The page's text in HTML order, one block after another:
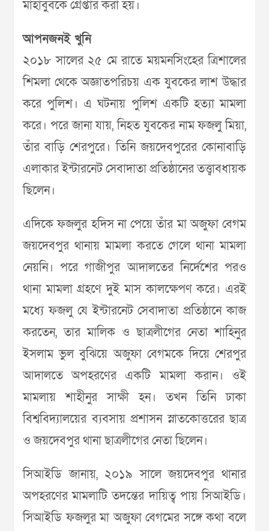
মাহাবুবকে গ্রেপ্তার করা হয়।
আপনজনই খুনি
২০১৮ সালের ২৫ মে রাতে ময়মনসিংহের ত্রিশালের
শিমলা থেকে অজ্ঞাতপরিচয় এক যুবকের লাশ উদ্ধার
করে পুলিশ। এ ঘটনায় পুলিশ একটি হত্যা মামলা
করে। পরে জানা যায়, নিহত যুবকের নাম ফজলু মিয়া,
তাঁর বাড়ি শেরপুরে। তিনি জয়দেবপুরের কোনাবাড়ি
এলাকার ইন্টারনেট সেবাদাতা প্রতিষ্ঠানের তত্ত্বাবধায়ক
ছিলেন।
এদিকে ফজলুর হদিস না পেয়ে তাঁর মা অজুফা বেগম
জয়দেবপুর থানায় মামলা করতে গেলে থানা মামলা
নেয়নি। পরে গাজীপুর আদালতের নির্দেশের পরও
থানা মামলা গ্রহণে দুই মাস কালক্ষেপণ করে। এরই
মধ্যে ফজলু যে ইন্টারনেট সেবাদাতা প্রতিষ্ঠানে কাজ
করতেন, তার মালিক ও ছাত্রলীগের নেতা শাহিনুর
ইসলাম ভুল বুঝিয়ে অজুফা বেগমকে দিয়ে শেরপুর
আদালতে অপহরণের একটি মামলা করান। ওই
মামলায় শাহীনুর সাক্ষী হন। তখন তিনি ঢাকা
বিশ্ববিদ্যালয়ের ব্যবসায় প্রশাসন স্নাতকোত্তরের ছাত্র
ও জয়দেবপুর থানা ছাত্রলীগের নেতা ছিলেন।
সিআইডি জানায়, ২০১৯ সালে জয়দেবপুর থানার
অপহরণের মামলাটি তদন্তের দায়িত্ব পায় সিআইডি।
সিআইডি ফজলুর মা অজুফা বেগমের সঙ্গে কথা বলে